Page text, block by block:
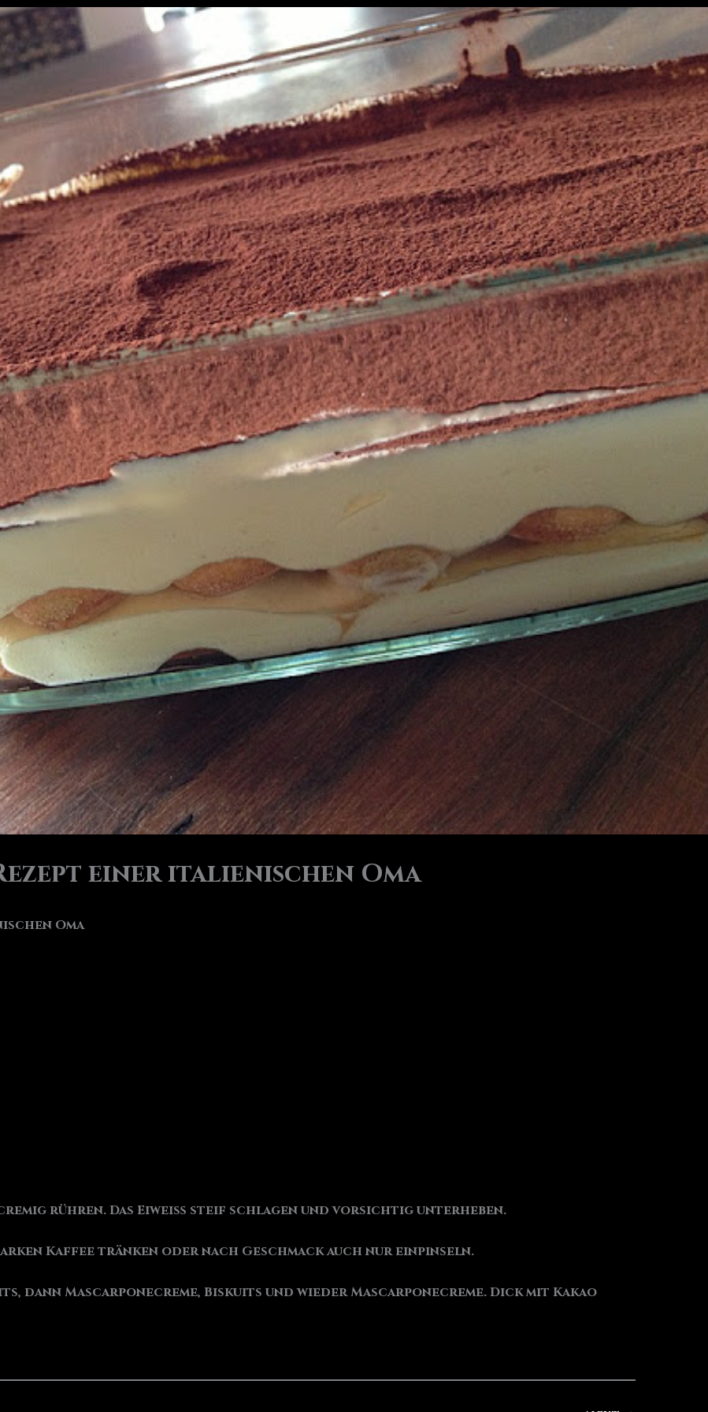
einer italienischen Oma
Oma
rühren. Das Eiweiß steif schlagen und vorsichtig unterheben.
Kaffee tränken oder nach Geschmack auch nur einpinseln.
dann Mascarponecreme, Biskuits und wieder Mascarponecreme. Dick mit Kakao